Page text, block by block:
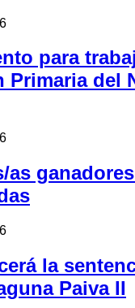
para
Primaria del
as
la
Paiva II